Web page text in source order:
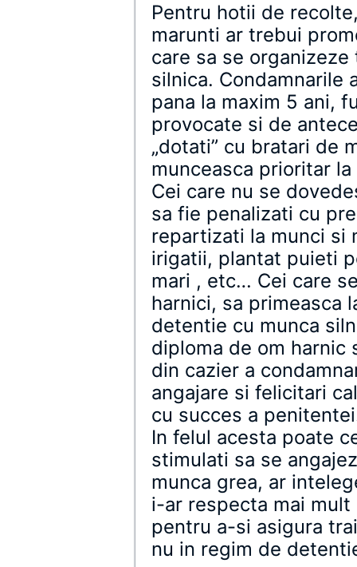
Pentru hotii de
marunti ar trebui
care sa se
silnica. Condamnarile
pana la maxim 5 ani,
provocate si de
„dotati” cu bratari de
munceasca prioritar
Cei care nu se
sa fie penalizati cu
repartizati la munci si
irigatii, plantat puieti
mari , etc… Cei care
harnici, sa primeasca
detentie cu munca
diploma de om
din cazier a
angajare si felicitari
cu succes a
In felul acesta poate
stimulati sa se
munca grea, ar
i-ar respecta mai
pentru a-si asigura
nu in regim de